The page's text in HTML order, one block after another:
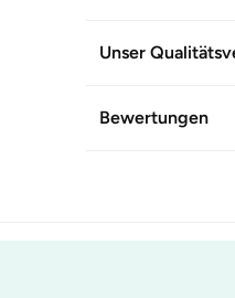
Unser
Bewertungen